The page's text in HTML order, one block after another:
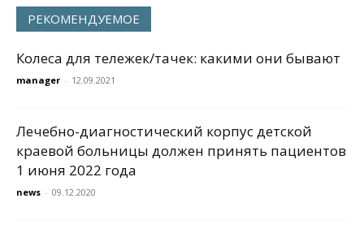
РЕКОМЕНДУЕМОЕ
Колеса для тележек/тачек: какими они бывают
manager - 12.09.2021
Лечебно-диагностический корпус детской
краевой больницы должен принять пациентов
1 июня 2022 года
news - 09.12.2020